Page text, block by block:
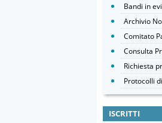
Bandi in
Archivio
Comitato
Consulta
Richiesta
Protocolli
ISCRITTI